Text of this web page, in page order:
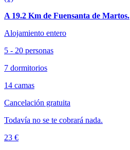
A 19.2 Km de Fuensanta de Martos.
Alojamiento entero
5 - 20 personas
7 dormitorios
14 camas
Cancelación gratuita
Todavía no se te cobrará nada.
23 €